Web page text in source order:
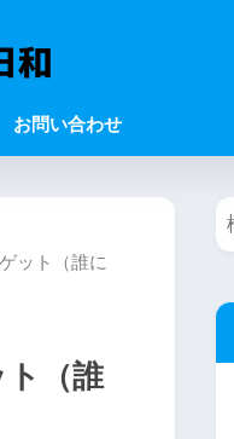
お問い合わせ
ット（誰に
ト（誰